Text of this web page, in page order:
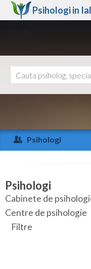
Psihologi in
Arad
Arges
Bihor
Bistrita-Nasaud
Botosani
Psihologi
Specialitati
Servicii
Articole
Psihologi
Cabinete de
Centre de psihologie
Filtre